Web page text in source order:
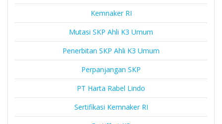
Kemnaker RI
Mutasi SKP Ahli K3 Umum
Penerbitan SKP Ahli K3 Umum
Perpanjangan SKP
PT Harta Rabel Lindo
Sertifikasi Kemnaker RI